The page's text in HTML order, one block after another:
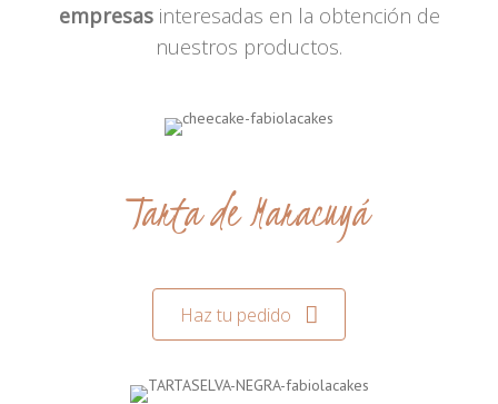
empresasinteresadas en la obtención de
nuestros productos.
Tarta de Maracuyá
Haz tu pedido